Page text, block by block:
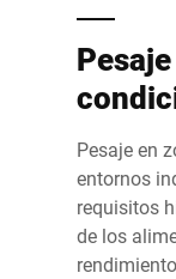
Pesaje en
entornos
requisitos
de los